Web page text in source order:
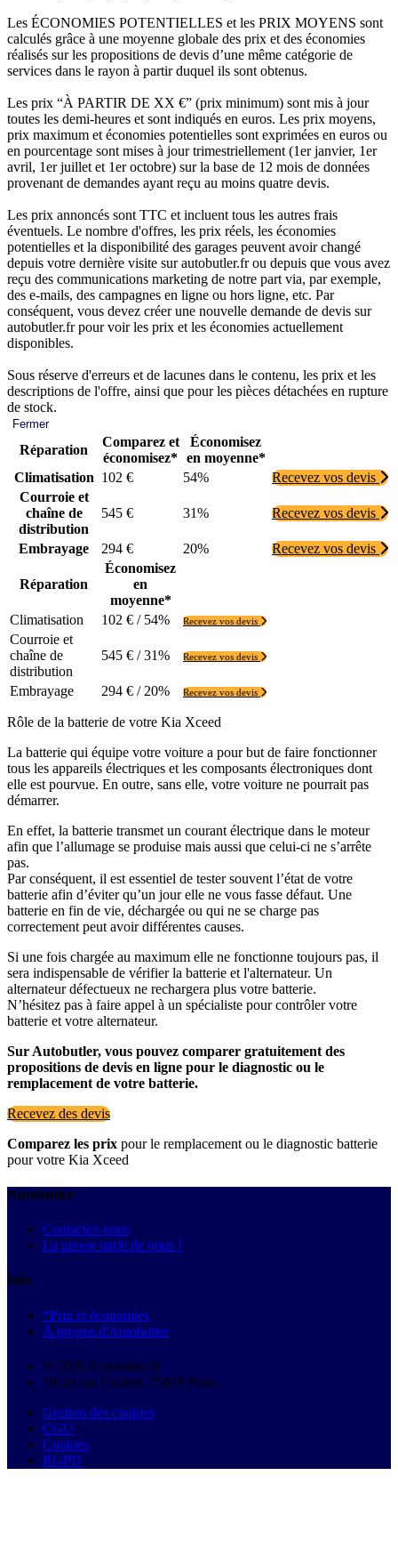
Les ÉCONOMIES POTENTIELLES et les PRIX MOYENS sont
calculés grâce à une moyenne globale des prix et des économies
réalisés sur les propositions de devis d’une même catégorie de
services dans le rayon à partir duquel ils sont obtenus.
Les prix “À PARTIR DE XX €” (prix minimum) sont mis à jour
toutes les demi-heures et sont indiqués en euros. Les prix moyens,
prix maximum et économies potentielles sont exprimées en euros ou
en pourcentage sont mises à jour trimestriellement (1er janvier, 1er
avril, 1er juillet et 1er octobre) sur la base de 12 mois de données
provenant de demandes ayant reçu au moins quatre devis.
Les prix annoncés sont TTC et incluent tous les autres frais
éventuels. Le nombre d'offres, les prix réels, les économies
potentielles et la disponibilité des garages peuvent avoir changé
depuis votre dernière visite sur autobutler.fr ou depuis que vous avez
reçu des communications marketing de notre part via, par exemple,
des e-mails, des campagnes en ligne ou hors ligne, etc. Par
conséquent, vous devez créer une nouvelle demande de devis sur
autobutler.fr pour voir les prix et les économies actuellement
disponibles.
Sous réserve d'erreurs et de lacunes dans le contenu, les prix et les
descriptions de l'offre, ainsi que pour les pièces détachées en rupture
de stock.
Fermer
Réparation
Comparez et
économisez*
Économisez
en moyenne*
Climatisation 102 € 54%
Recevez vos devis
Courroie et
chaîne de
distribution
545 € 31% Recevez vos devis
Embrayage 294 € 20% Recevez vos devis
Réparation
Économisez
en
moyenne*
Climatisation
102 € / 54% Recevez vos devis
Courroie et
chaîne de
distribution
545 € / 31% Recevez vos devis
Embrayage 294 € / 20% Recevez vos devis
Rôle de la batterie de votre Kia Xceed
La batterie qui équipe votre voiture a pour but de faire fonctionner
tous les appareils électriques et les composants électroniques dont
elle est pourvue. En outre, sans elle, votre voiture ne pourrait pas
démarrer.
En effet, la batterie transmet un courant électrique dans le moteur
afin que l’allumage se produise mais aussi que celui-ci ne s’arrête
pas.
Par conséquent, il est essentiel de tester souvent l’état de votre
batterie afin d’éviter qu’un jour elle ne vous fasse défaut. Une
batterie en fin de vie, déchargée ou qui ne se charge pas
correctement peut avoir différentes causes.
Si une fois chargée au maximum elle ne fonctionne toujours pas, il
sera indispensable de vérifier la batterie et l'alternateur. Un
alternateur défectueux ne rechargera plus votre batterie.
N’hésitez pas à faire appel à un spécialiste pour contrôler votre
batterie et votre alternateur.
Sur Autobutler, vous pouvez comparer gratuitement des
propositions de devis en ligne pour le diagnostic ou le
remplacement de votre batterie.
Recevez des devis
Comparez les prix pour le remplacement ou le diagnostic batterie
pour votre Kia Xceed
Autobutler
Contactez-nous
La presse parle de nous !
Info
*Prix et économies
À propos d'Autobutler
© 2026 Autobutler.fr
18-26 rue Goubet, 75019 Paris
Gestion des cookies
CGU
Cookies
RGPD